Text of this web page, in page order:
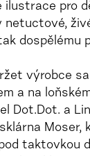
pro
dospělému
výrobce
a na
Dot.Dot. a
Moser,
taktovkou